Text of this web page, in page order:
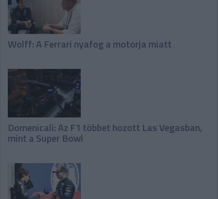
Wolff: A Ferrari nyafog a motorja miatt
Domenicali: Az F1 többet hozott Las Vegasban,
mint a Super Bowl